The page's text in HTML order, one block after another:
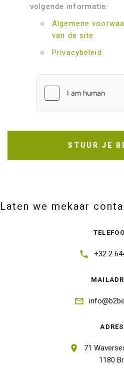
volgende informatie:
Algemene
van de site
Privacybeleid
STUUR JE
Laten we mekaar
+32 2
ADRES
71
1180